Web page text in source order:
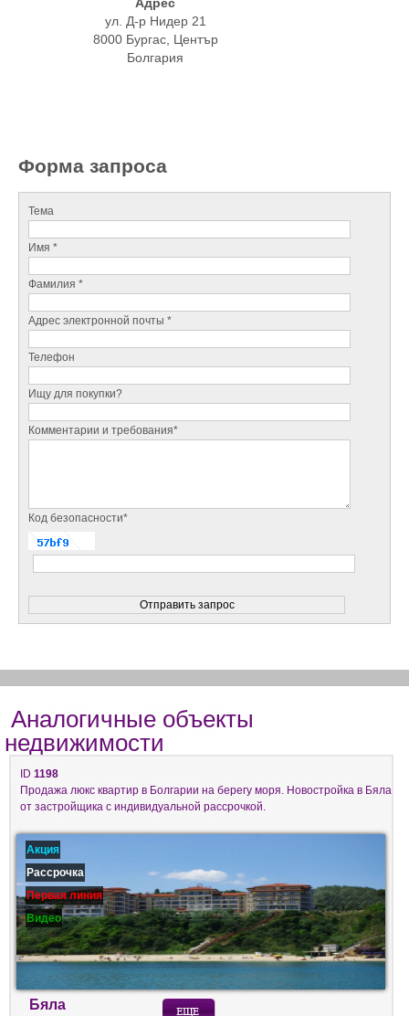
ул. Д-р Нидер 21
8000 Бургас, Център
Болгария
Форма запроса
Тема
Имя *
Фамилия *
Адрес электронной почты *
Телефон
Ищу для покупки?
Комментарии и требования*
Код безопасности*
Аналогичные объекты
недвижимости
ID 1198
Продажа люкс квартир в Болгарии на берегу моря. Новостройка в Бяла
от застройщика с индивидуальной рассрочкой.
Акция
Рассрочка
Первая линия
Видео
Бяла